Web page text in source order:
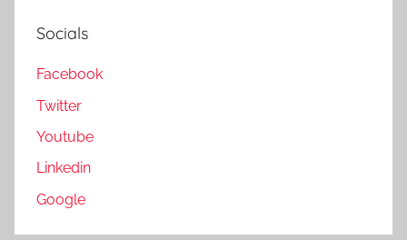
Socials
Facebook
Twitter
Youtube
Linkedin
Google